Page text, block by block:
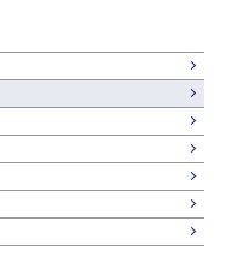
ップ科目